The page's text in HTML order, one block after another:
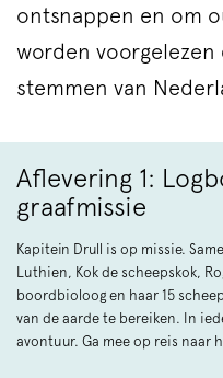
ontsnappen en om
worden
stemmen van
Aflevering 1:
graafmissie
Kapitein Drull is op missie.
Luthien, Kok de scheepskok,
boordbioloog en haar 15
van de aarde te bereiken. In
avontuur. Ga mee op reis naar